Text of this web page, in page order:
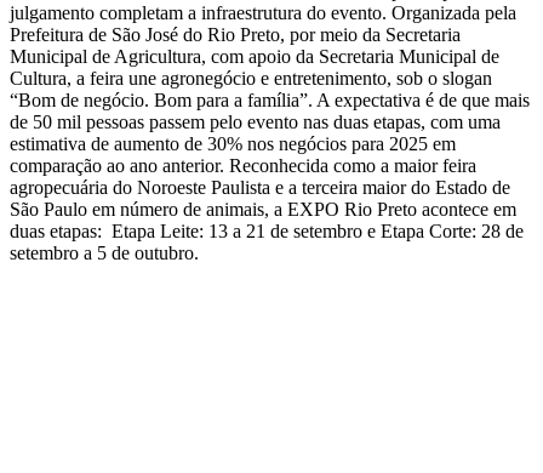
julgamento completam a infraestrutura do evento. Organizada pela
Prefeitura de São José do Rio Preto, por meio da Secretaria
Municipal de Agricultura, com apoio da Secretaria Municipal de
Cultura, a feira une agronegócio e entretenimento, sob o slogan
“Bom de negócio. Bom para a família”. A expectativa é de que mais
de 50 mil pessoas passem pelo evento nas duas etapas, com uma
estimativa de aumento de 30% nos negócios para 2025 em
comparação ao ano anterior. Reconhecida como a maior feira
agropecuária do Noroeste Paulista e a terceira maior do Estado de
São Paulo em número de animais, a EXPO Rio Preto acontece em
duas etapas: Etapa Leite: 13 a 21 de setembro e Etapa Corte: 28 de
setembro a 5 de outubro.